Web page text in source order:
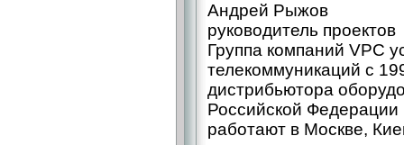
Андрей Рыжов
руководитель проектов
Группа компаний VPC
телекоммуникаций с
дистрибьютора
Российской
работают в Москве,